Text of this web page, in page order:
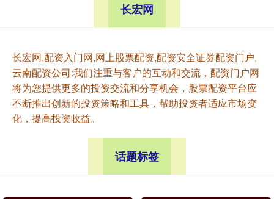
长宏网
长宏网,配资入门网,网上股票配资,配资安全证券配资门户,
云南配资公司:我们注重与客户的互动和交流，配资门户网
将为您提供更多的投资交流和分享机会，股票配资平台应
不断推出创新的投资策略和工具，帮助投资者适应市场变
化，提高投资收益。
话题标签